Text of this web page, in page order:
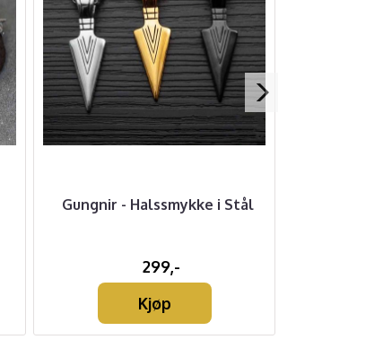
Gungnir - Halssmykke i Stål
299,-
Kjøp